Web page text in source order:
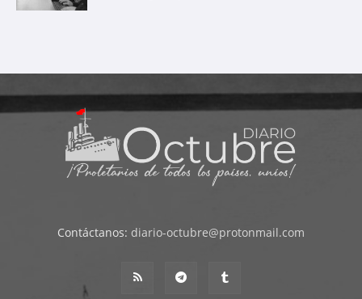
Contáctanos: diario-octubre@protonmail.com